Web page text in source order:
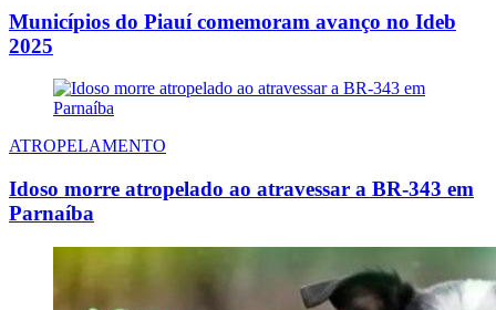
Municípios do Piauí comemoram avanço no Ideb
2025
ATROPELAMENTO
Idoso morre atropelado ao atravessar a BR-343 em
Parnaíba